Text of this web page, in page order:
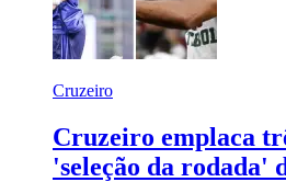
Cruzeiro
Cruzeiro emplaca
'seleção da rodada'